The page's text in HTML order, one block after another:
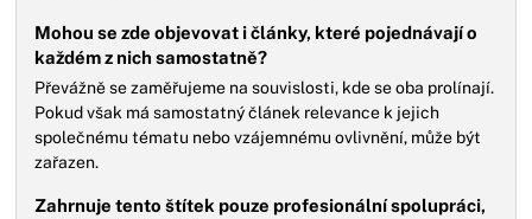
Mohou se zde objevovat i články, které pojednávají o
každém z nich samostatně?
Převážně se zaměřujeme na souvislosti, kde se oba prolínají.
Pokud však má samostatný článek relevance k jejich
společnému tématu nebo vzájemnému ovlivnění, může být
zařazen.
Zahrnuje tento štítek pouze profesionální spolupráci,